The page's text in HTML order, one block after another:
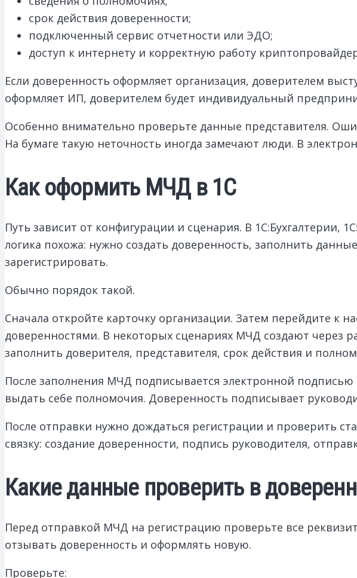
срок действия доверенности;
подключенный сервис отчетности или ЭДО;
доступ к интернету и корректную работу
Если доверенность оформляет организация, доверителем
оформляет ИП, доверителем будет индивидуальный
Особенно внимательно проверьте данные представителя.
На бумаге такую неточность иногда замечают люди. В
Как оформить МЧД в 1С
Путь зависит от конфигурации и сценария. В 1С:Бухгалтерии,
логика похожа: нужно создать доверенность, заполнить
зарегистрировать.
Обычно порядок такой.
Сначала откройте карточку организации. Затем перейдите
доверенностями. В некоторых сценариях МЧД создают через
заполнить доверителя, представителя, срок действия и
После заполнения МЧД подписывается электронной
выдать себе полномочия. Доверенность подписывает
После отправки нужно дождаться регистрации и проверить
связку: создание доверенности, подпись руководителя,
Какие данные проверить в
Перед отправкой МЧД на регистрацию проверьте все
отзывать доверенность и оформлять новую.
Проверьте: